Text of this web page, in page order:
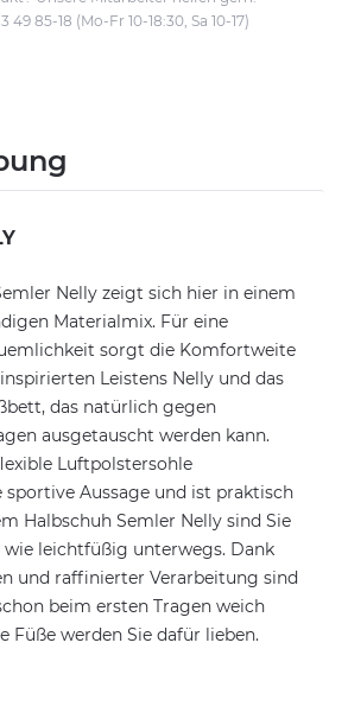
49 85-18 (Mo-Fr 10-18:30, Sa 10-17)
Nelly zeigt sich hier in einem
Materialmix. Für eine
sorgt die Komfortweite
Leistens Nelly und das
das natürlich gegen
ausgetauscht werden kann.
Luftpolstersohle
Aussage und ist praktisch
Halbschuh Semler Nelly sind Sie
wie leichtfüßig unterwegs. Dank
und raffinierter Verarbeitung sind
beim ersten Tragen weich
Füße werden Sie dafür lieben.